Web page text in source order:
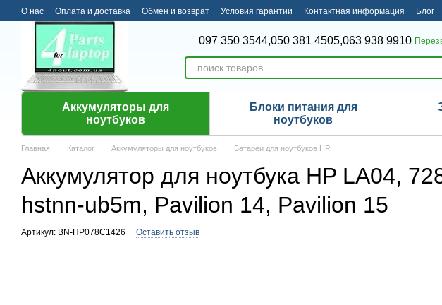
Перейти к основному контенту
О нас Оплата и доставка Обмен и возврат Условия гарантии Контактная информация Блог
097 350 3544,050 381 4505,063 938 9910
Аккумуляторы для
ноутбуков
Блоки питания для
ноутбуков
Главная Каталог Аккумуляторы для ноутбуков Батареи для ноутбуков HP
Аккумулятор для ноутбука HP LA04,
hstnn-ub5m, Pavilion 14, Pavilion 15
Артикул: BN-HP078C1426 Оставить отзыв